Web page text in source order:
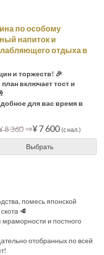
по особому
напиток и
отдыха в
и торжеств! 🎉
включает тост и
для вас время в
8 360 ⇒¥ 7 600 (с нал.)
Выбрать
помесь японской
🥩
и постного
отобранных по всей